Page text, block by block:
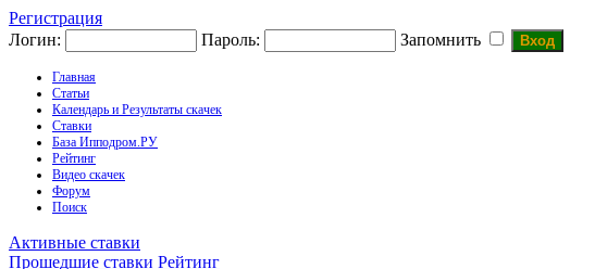
Регистрация
Логин:
Пароль: Запомнить
Главная
Статьи
Календарь и Результаты скачек
Ставки
База Ипподром.РУ
Рейтинг
Видео скачек
Форум
Поиск
Активные ставки
Прошедшие ставки Рейтинг